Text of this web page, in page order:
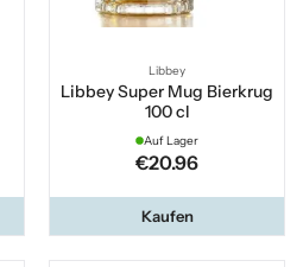
Libbey
Libbey Super Mug Bierkrug
100 cl
Auf Lager
€20.96
Kaufen